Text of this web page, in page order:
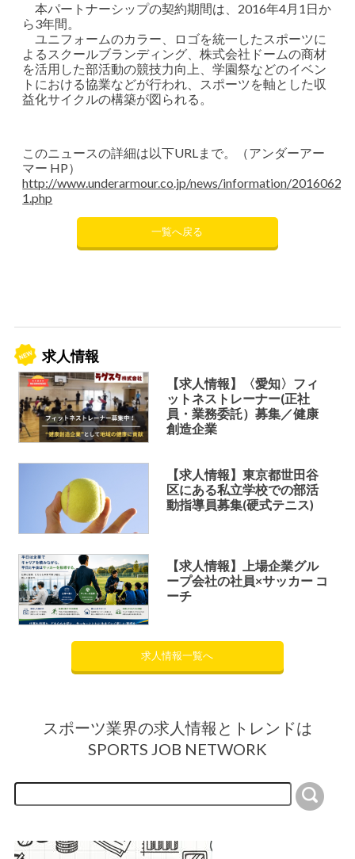
本パートナーシップの契約期間は、2016年4月1日か
ら3年間。
ユニフォームのカラー、ロゴを統一したスポーツに
よるスクールブランディング、株式会社ドームの商材
を活用した部活動の競技力向上、学園祭などのイベン
トにおける協業などが行われ、スポーツを軸とした収
益化サイクルの構築が図られる。
このニュースの詳細は以下URLまで。（アンダーアー
マー HP）
http://www.underarmour.co.jp/news/information/20160623-
1.php
一覧へ戻る
求人情報
【求人情報】〈愛知〉フィ
ットネストレーナー(正社
員・業務委託）募集／健康
創造企業
【求人情報】東京都世田谷
区にある私立学校での部活
動指導員募集(硬式テニス)
【求人情報】上場企業グル
ープ会社の社員×サッカー コ
ーチ
求人情報一覧へ
スポーツ業界の求人情報とトレンドは
SPORTS JOB NETWORK